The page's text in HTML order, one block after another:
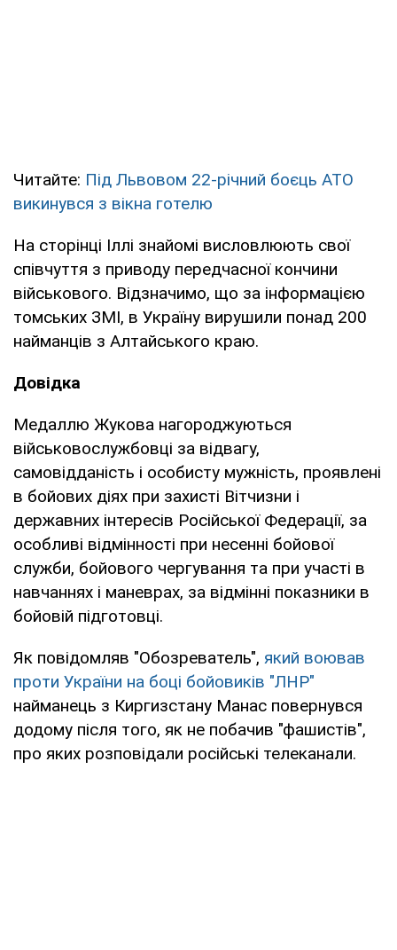
Читайте: Під Львовом 22-річний боєць АТО
викинувся з вікна готелю
На сторінці Іллі знайомі висловлюють свої
співчуття з приводу передчасної кончини
військового. Відзначимо, що за інформацією
томських ЗМІ, в Україну вирушили понад 200
найманців з Алтайського краю.
Довідка
Медаллю Жукова нагороджуються
військовослужбовці за відвагу,
самовідданість і особисту мужність, проявлені
в бойових діях при захисті Вітчизни і
державних інтересів Російської Федерації, за
особливі відмінності при несенні бойової
служби, бойового чергування та при участі в
навчаннях і маневрах, за відмінні показники в
бойовій підготовці.
Як повідомляв "Обозреватель", який воював
проти України на боці бойовиків "ЛНР"
найманець з Киргизстану Манас повернувся
додому після того, як не побачив "фашистів",
про яких розповідали російські телеканали.